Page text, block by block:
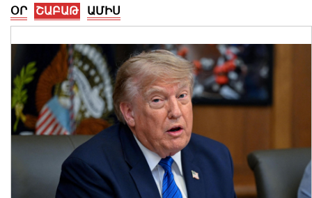
Ալեքսանդրա Քոուլը շարունակում է
բացահայտել Հայաստանը․ Մեծ
Բրիտանիայի դեսպանը հայերեն է
խոսում․ տեսանյութ
06 Օգոստոս, 2026 23:30
ՕՐ ՇԱԲԱԹ ԱՄԻՍ